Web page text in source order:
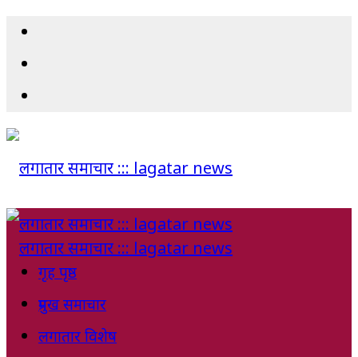
गृह पृष्ठ
प्रमुख समाचार
लगातार विशेष